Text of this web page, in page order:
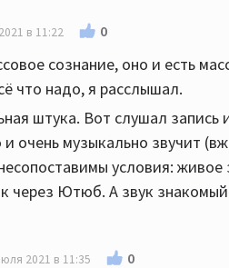
в 11:22 0
сознание, оно и есть
что надо, я расслышал.
штука. Вот слушал запись
очень музыкально звучит
условия: живое
через Ютюб. А звук
2021 в 11:35 0